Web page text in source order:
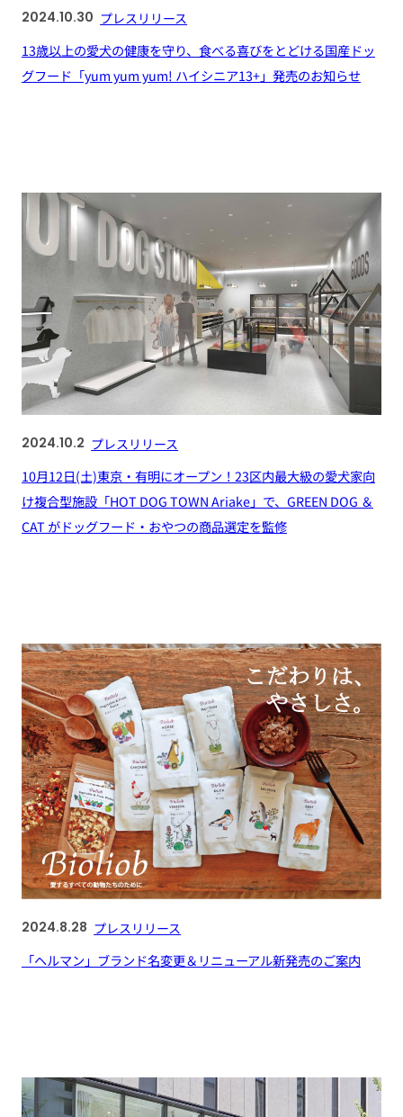
2024.10.30 プレスリリース
13歳以上の愛犬の健康を守り、食べる喜びをとどける国産ドッ
グフード「yum yum yum! ハイシニア13+」発売のお知らせ
2024.10.2 プレスリリース
10月12日(土)東京・有明にオープン！23区内最大級の愛犬家向
け複合型施設「HOT DOG TOWN Ariake」で、GREEN DOG ＆
CAT がドッグフード・おやつの商品選定を監修
2024.8.28 プレスリリース
「ヘルマン」ブランド名変更＆リニューアル新発売のご案内